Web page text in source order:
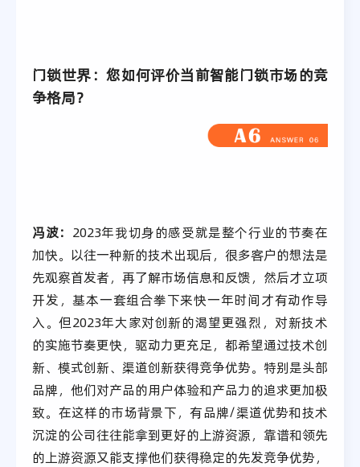
门锁世界：您如何评价当前智能门锁市场的竞
争格局？
冯波： 2023年我切身的感受就是整个行业的节奏在
加快。以往一种新的技术出现后，很多客户的想法是
先观察首发者，再了解市场信息和反馈，然后才立项
开发，基本一套组合拳下来快一年时间才有动作导
入。但2023年大家对创新的渴望更强烈，对新技术
的实施节奏更快，驱动力更充足，都希望通过技术创
新、模式创新、渠道创新获得竞争优势。特别是头部
品牌，他们对产品的用户体验和产品力的追求更加极
致。在这样的市场背景下，有品牌/渠道优势和技术
沉淀的公司往往能拿到更好的上游资源，靠谱和领先
的上游资源又能支撑他们获得稳定的先发竞争优势，